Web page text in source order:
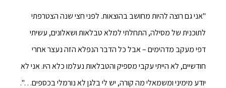
"אני גם רוצה להיות מחושב בהוצאות. לפני חצי שנה הצטרפתי
לתוכנית של מסילה, התחלתי למלא טבלאות ושאלונים, עשיתי
דפי מעקב מדהימים – אבל כל הדבר הנפלא הזה נעצר אחרי
חודשיים, לא הייתי עקבי מספיק והטבלאות נעלמו כלא היו. אני לא
יודע מימיני ומשמאלי מה קורה, יש לי בלגן לא נורמלי בכספים…".